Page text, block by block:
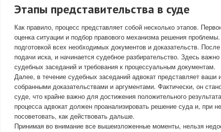
Этапы представительства в суде
Как правило, процесс представляет собой несколько этапов.
оценка ситуации и подбор правового механизма решения
подготовкой всех необходимых документов и доказательств. После
подачи иска, и начинается судебное разбирательство. Здесь
судебных заседаний и требования к процессуальным документам.
Далее, в течение судебных заседаний адвокат представляет ваши
собранными доказательствами и аргументами. Фактически, он
суде, что крайне важно для достижения положительного
процесса адвокат должен проанализировать решение суда и, при
посоветовать, как действовать дальше.
Принимая во внимание все вышеизложенные моменты, нельзя